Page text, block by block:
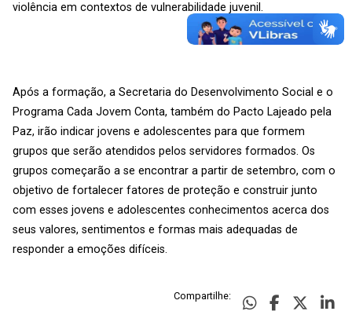
violência em contextos de vulnerabilidade juvenil.
Após a formação, a Secretaria do Desenvolvimento Social e o
Programa Cada Jovem Conta, também do Pacto Lajeado pela
Paz, irão indicar jovens e adolescentes para que formem
grupos que serão atendidos pelos servidores formados. Os
grupos começarão a se encontrar a partir de setembro, com o
objetivo de fortalecer fatores de proteção e construir junto
com esses jovens e adolescentes conhecimentos acerca dos
seus valores, sentimentos e formas mais adequadas de
responder a emoções difíceis.
Compartilhe: